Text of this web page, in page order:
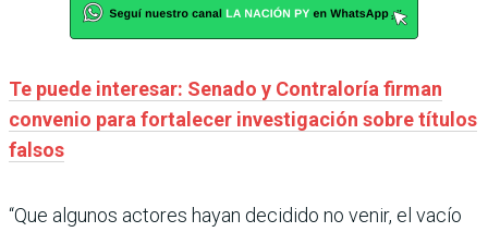
Te puede interesar: Senado y Contraloría firman
convenio para fortalecer investigación sobre títulos
falsos
“Que algunos actores hayan decidido no venir, el vacío